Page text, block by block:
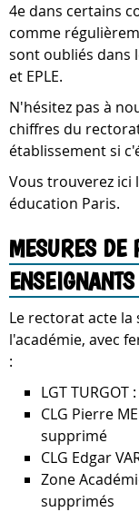
4e dans certains
comme
sont oubliés dans
et EPLE.
N'hésitez pas à
chiffres du
établissement si
Vous trouverez ici
éducation Paris.
MESURES DE
Le rectorat acte la
l'académie, avec
:
LGT
CLG Pierre
supprimé
CLG Edgar
Zone
supprimés